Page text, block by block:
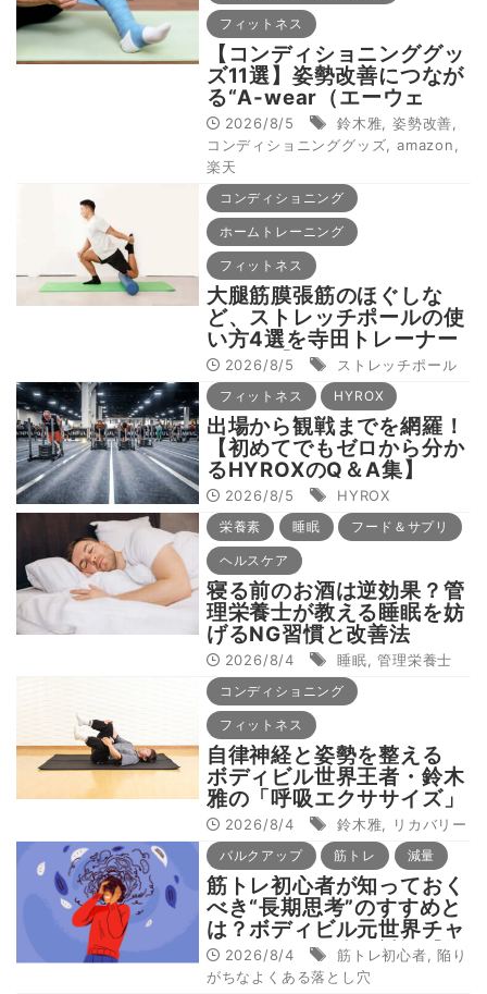
フィットネス
【コンディショニンググッ
ズ11選】姿勢改善につなが
る“A-wear（エーウェ
ア）”など、ボディビル元
世界王者・鈴木雅選手が解
説
2026/8/5 鈴木雅 姿勢改善
コンディショニンググッズ
amazon
楽天
コンディショニング
ホームトレーニング
フィットネス
大腿筋膜張筋のほぐしな
ど、ストレッチポールの使
い方4選を寺田トレーナー
が伝授【ストレッチポール
入門《実践編❷》】
2026/8/5 ストレッチポール
フィットネス HYROX
出場から観戦までを網羅！
【初めてでもゼロから分か
るHYROXのQ＆A集】
JAPANオペレーションマ
ネージャー・スティーブ・
コルベット氏が回答！
2026/8/5 HYROX
栄養素 睡眠 フード＆サプリ
ヘルスケア
寝る前のお酒は逆効果？管
理栄養士が教える睡眠を妨
げるNG習慣と改善法
2026/8/4 睡眠 ,管理栄養士
コンディショニング
フィットネス
自律神経と姿勢を整える
ボディビル世界王者・鈴木
雅の「呼吸エクササイズ」
8選2026/8/4 鈴木雅 リカバリー
バルクアップ 筋トレ 減量
筋トレ初心者が知っておく
べき“長期思考”のすすめと
は？ボディビル元世界チャ
ンピオン・鈴木雅対談【筋
トレ初心者よくある落とし
2026/8/4 筋トレ初心者 ,陥り
がちなよくある落とし穴